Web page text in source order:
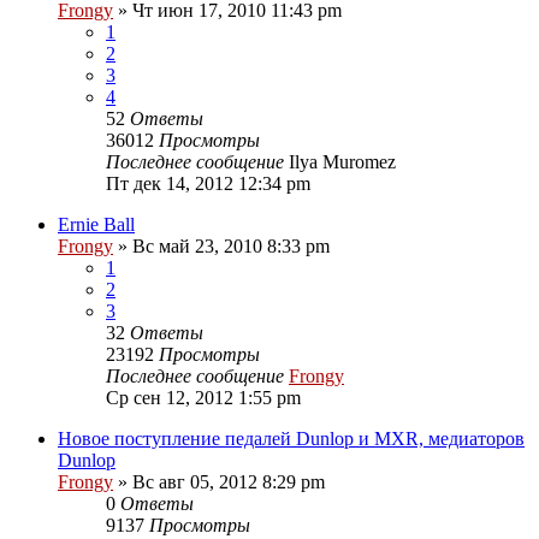
Frongy » Чт июн 17, 2010 11:43 pm
1
2
3
4
52 Ответы
36012 Просмотры
Последнее сообщение Ilya Muromez
Пт дек 14, 2012 12:34 pm
Ernie Ball
Frongy » Вс май 23, 2010 8:33 pm
1
2
3
32 Ответы
23192 Просмотры
Последнее сообщение Frongy
Ср сен 12, 2012 1:55 pm
Новое поступление педалей Dunlop и MXR, медиаторов
Dunlop
Frongy » Вс авг 05, 2012 8:29 pm
0 Ответы
9137 Просмотры